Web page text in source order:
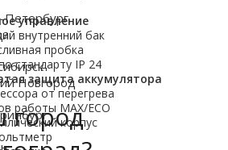
управление
внутренний бак
пробка
стандарту IP 24
защита аккумулятора
от перегрева
работы MAX/ECO
корпус
город
Петербург
Новгород